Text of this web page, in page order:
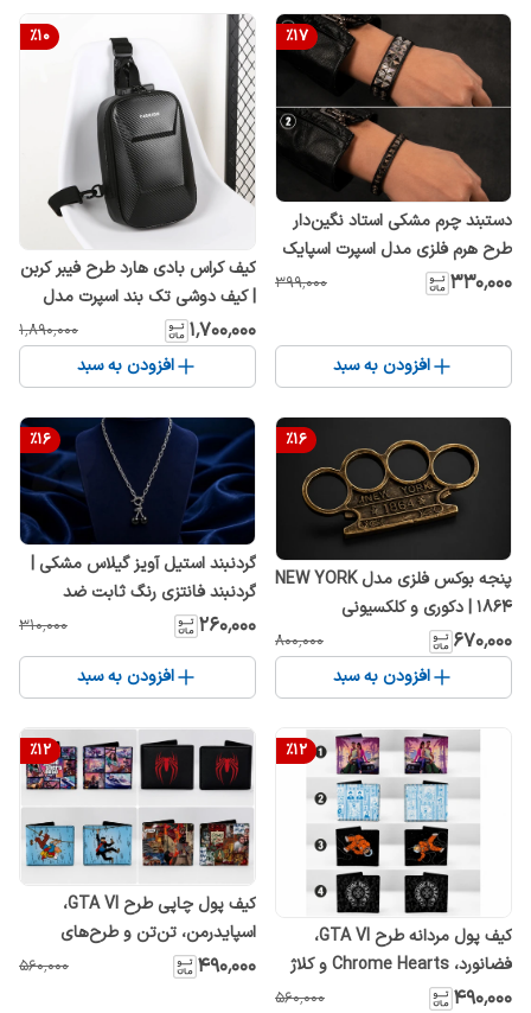
%17
دستبند چرم مشکی استاد نگین‌دار
طرح هرم فلزی مدل اسپرت اسپایک
دار اصل
۳۳۰٬۰۰۰ ۳۹۹٬۰۰۰
افزودن به سبد
%10
کیف کراس بادی هارد طرح فیبر کربن
| کیف دوشی تک بند اسپرت مدل
Carbon
۱٬۷۰۰٬۰۰۰ ۱٬۸۹۰٬۰۰۰
افزودن به سبد
%16
پنجه بوکس فلزی مدل NEW YORK
1864 | دکوری و کلکسیونی
۶۷۰٬۰۰۰ ۸۰۰٬۰۰۰
افزودن به سبد
%16
گردنبند استیل آویز گیلاس مشکی |
گردنبند فانتزی رنگ ثابت ضد
حساسیت
۲۶۰٬۰۰۰ ۳۱۰٬۰۰۰
افزودن به سبد
%12
کیف پول مردانه طرح GTA VI،
فضانورد، Chrome Hearts و کلاژ
هنری | کیف پول چاپی کروم هارتز
۴۹۰٬۰۰۰ ۵۶۰٬۰۰۰
%12
کیف پول چاپی طرح GTA VI،
اسپایدرمن، تن‌تن و طرح‌های
فانتزی | کیف پول
۴۹۰٬۰۰۰ ۵۶۰٬۰۰۰